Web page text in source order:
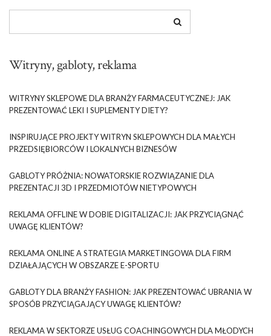
Witryny, gabloty, reklama
WITRYNY SKLEPOWE DLA BRANŻY FARMACEUTYCZNEJ: JAK
PREZENTOWAĆ LEKI I SUPLEMENTY DIETY?
INSPIRUJĄCE PROJEKTY WITRYN SKLEPOWYCH DLA MAŁYCH
PRZEDSIĘBIORCÓW I LOKALNYCH BIZNESÓW
GABLOTY PRÓŻNIA: NOWATORSKIE ROZWIĄZANIE DLA
PREZENTACJI 3D I PRZEDMIOTÓW NIETYPOWYCH
REKLAMA OFFLINE W DOBIE DIGITALIZACJI: JAK PRZYCIĄGNĄĆ
UWAGĘ KLIENTÓW?
REKLAMA ONLINE A STRATEGIA MARKETINGOWA DLA FIRM
DZIAŁAJĄCYCH W OBSZARZE E-SPORTU
GABLOTY DLA BRANŻY FASHION: JAK PREZENTOWAĆ UBRANIA W
SPOSÓB PRZYCIĄGAJĄCY UWAGĘ KLIENTÓW?
REKLAMA W SEKTORZE USŁUG COACHINGOWYCH DLA MŁODYCH